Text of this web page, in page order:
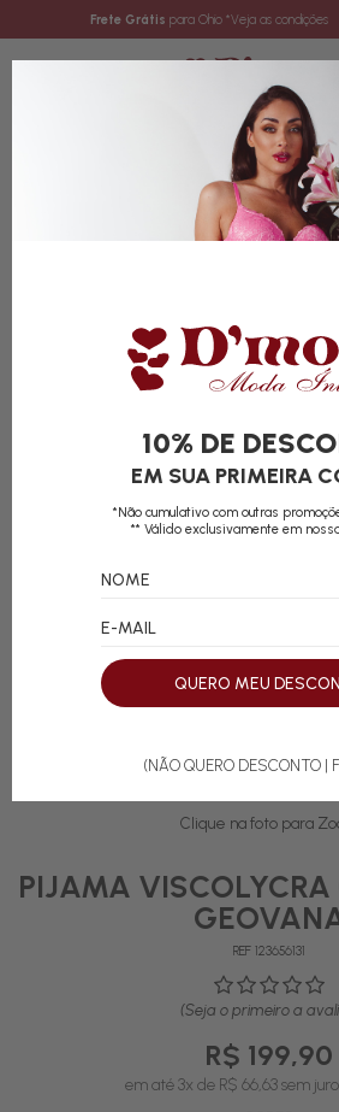
Frete Grátis para Ohio *Veja as condições|
Clique na foto para
PIJAMA
REF 123656131
(Seja o primeiro a
R$ 199,90
em até 3x de R$ 66,63 sem
10% DE
EM SUA PRIMEIRA
*Não cumulativo com outras
** Válido exclusivamente em
QUERO MEU
(NÃO QUERO DESCONTO |